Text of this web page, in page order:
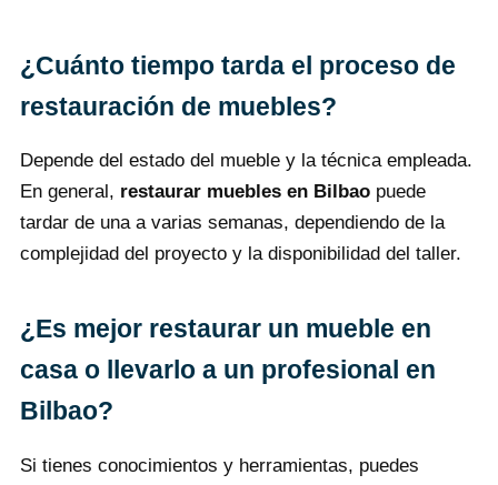
¿Cuánto tiempo tarda el proceso de
restauración de muebles?
Depende del estado del mueble y la técnica empleada.
En general, restaurar muebles en Bilbao puede
tardar de una a varias semanas, dependiendo de la
complejidad del proyecto y la disponibilidad del taller.
¿Es mejor restaurar un mueble en
casa o llevarlo a un profesional en
Bilbao?
Si tienes conocimientos y herramientas, puedes